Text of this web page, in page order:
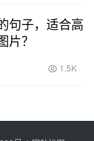
句子，适合高
片？
1.5K